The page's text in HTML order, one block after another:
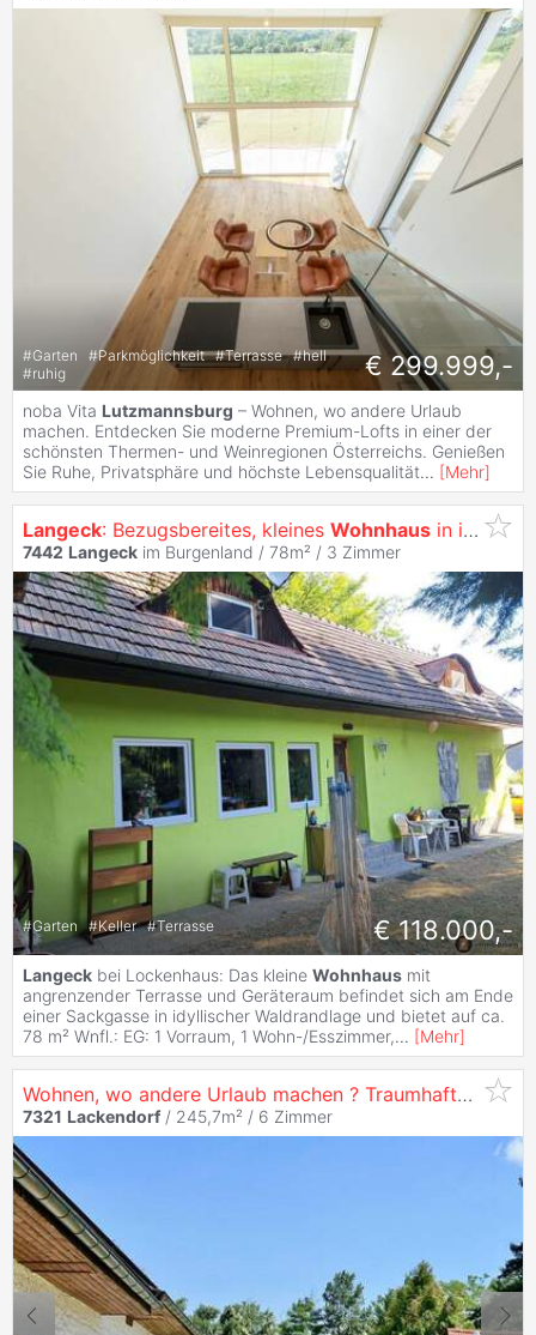
#Garten #Parkmöglichkeit #Terrasse #hell
#ruhig € 299.999,-
noba Vita Lutzmannsburg – Wohnen, wo andere Urlaub
machen. Entdecken Sie moderne Premium-Lofts in einer der
schönsten Thermen- und Weinregionen Österreichs. Genießen
Sie Ruhe, Privatsphäre und höchste Lebensqualität... [Mehr]
Langeck: Bezugsbereites, kleines Wohnhaus in idyllischer Lage
7442 Langeck im Burgenland / 78m² / 3 Zimmer
#Garten #Keller #Terrasse € 118.000,-
Langeck bei Lockenhaus: Das kleine Wohnhaus mit
angrenzender Terrasse und Geräteraum befindet sich am Ende
einer Sackgasse in idyllischer Waldrandlage und bietet auf ca.
78 m² Wnfl.: EG: 1 Vorraum, 1 Wohn-/Esszimmer,... [Mehr]
Wohnen, wo andere Urlaub machen ? Traumhafter Streckhof mit Geschichte & Stil
7321 Lackendorf / 245,7m² / 6 Zimmer